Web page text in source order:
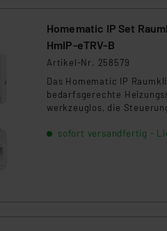
Homematic IP Set Raumklima mit HmIP-
HmIP-eTRV-B
Artikel-Nr. 258579
Das Homematic IP
bedarfsgerechte
werkzeuglos, die
Ihre Datenverbindung
sofort versandfertig -